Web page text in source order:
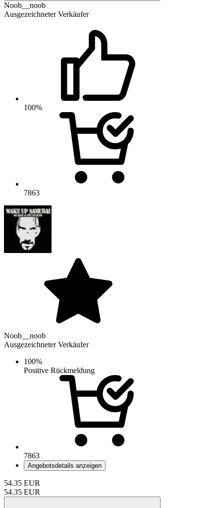
Noob__noob
Ausgezeichneter Verkäufer
100%
7863
Noob__noob
Ausgezeichneter Verkäufer
100%
Positive Rückmeldung
7863
Angebotsdetails anzeigen
54.35 EUR
54.35 EUR